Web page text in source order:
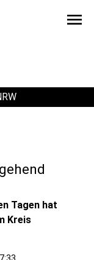
menu
Tagen hat
Kreis